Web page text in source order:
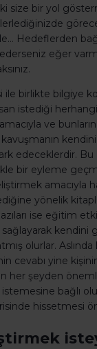
size bir yol
Hedeflerden
eğer
ile birlikte bilgiye
istediği
ve
edeceklerdir. Bu
bir eyleme
amacıyla
yönelik
ise eğitim
sağlayarak kendini
olurlar.
cevabı yine
her şeyden
bağlı
hissetmesi